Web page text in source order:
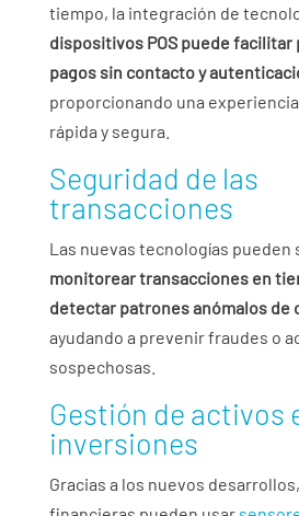
tiempo, la integración de
dispositivos POS puede facilitar
pagos sin contacto y
proporcionando una
rápida y segura.
Seguridad de las
transacciones
Las nuevas tecnologías pueden
monitorear transacciones en
detectar patrones anómalos de
ayudando a prevenir fraudes o
sospechosas.
Gestión de activos
inversiones
Gracias a los nuevos